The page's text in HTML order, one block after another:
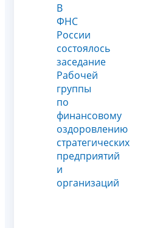
В
ФНС
России
состоялось
заседание
Рабочей
группы
по
финансовому
оздоровлению
стратегических
предприятий
и
организаций